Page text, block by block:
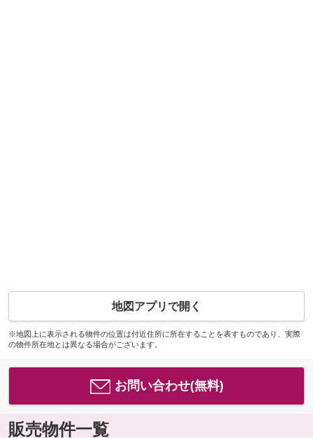
地図アプリで開く
※地図上に表示される物件の位置は付近住所に所在することを表すものであり、実際
の物件所在地とは異なる場合がございます。
お問い合わせ(無料)
販売物件一覧